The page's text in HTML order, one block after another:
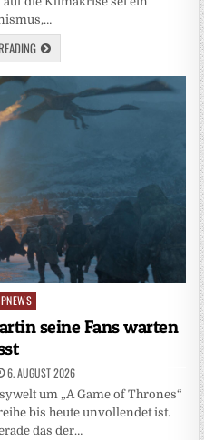
seine Fans warten
6. AUGUST 2026
um „A Game of Thrones“
bis heute unvollendet ist.
das der…